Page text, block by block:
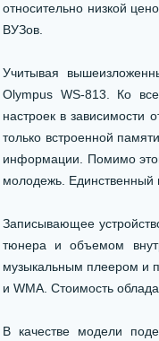
относительно низкой
ВУЗов.
Учитывая
Olympus WS-813. Ко
настроек в зависимости
только встроенной
информации. Помимо
молодежь. Единственный
Записывающее
тюнера и объемом
музыкальным плеером и
и WMA. Стоимость
В качестве модели